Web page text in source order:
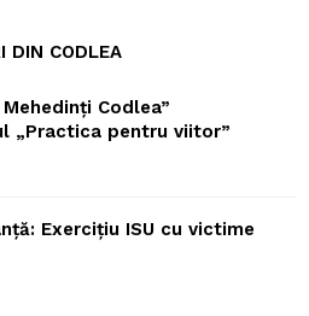
DIN CODLEA
Codlea”
„Practica pentru viitor”
Exercițiu ISU cu victime